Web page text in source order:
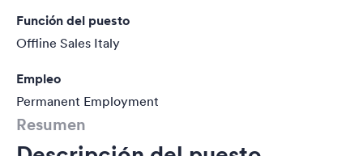
Resumen
Función del puesto
Offline Sales Italy
Empleo
Permanent Employment